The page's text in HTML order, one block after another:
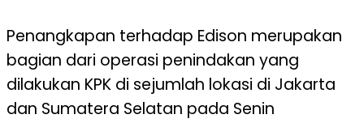
Penangkapan terhadap Edison merupakan
bagian dari operasi penindakan yang
dilakukan KPK di sejumlah lokasi di Jakarta
dan Sumatera Selatan pada Senin